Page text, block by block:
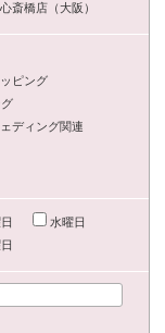
斎橋店（大阪）
ピング
ディング関連
水曜日